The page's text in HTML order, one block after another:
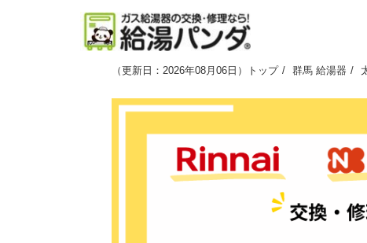
（更新日：2026年08月06日 ） トップ 群馬 給湯器